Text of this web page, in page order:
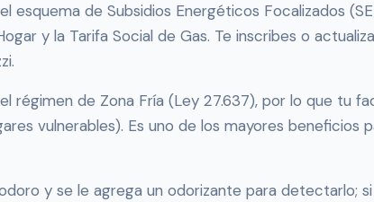
esquema de Subsidios Energéticos Focalizados
y la Tarifa Social de Gas. Te inscribes o
régimen de Zona Fría (Ley 27.637), por lo que tu
vulnerables). Es uno de los mayores beneficios
y se le agrega un odorizante para detectarlo;